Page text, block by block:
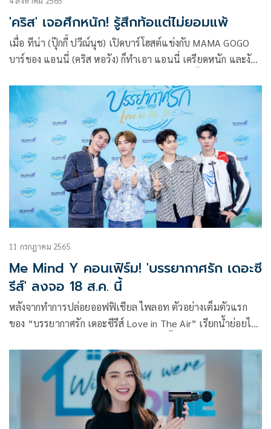
'คริส' เจอศึกหนัก! รู้สึกท้อแต่ไม่ยอมแพ้
เมื่อ ทีน่า (ปุ๊กกี้ ปวีณ์นุช) เปิดบาร์โฮสต์แข่งกับ MAMA GOGO
บาร์ของ แอนนี่ (คริส หอวัง) ก็ทำเอา แอนนี่ เครียดหนัก และงัด
จะพังไม่เป็นท่าซะแล้ว เพราะ ออโต้ (ท็อปแท็ป จิรกิตติ์) ดัน
มาลาออกไปสมัครงานกับบาร์คู่แข่ง แถมภรรยาเก่า ยุทธ (กาย ศิว
กร) ก็ยังบุกมาที่ร้านเพื่อหวังจะทวงลูกคืน
11 กรกฎาคม 2565
Me Mind Y คอนเฟิร์ม! 'บรรยากาศรัก เดอะซี
รีส์' ลงจอ 18 ส.ค. นี้
หลังจากทำการปล่อยออฟฟิเชียล ไพลอท ตัวอย่างเต็มตัวแรก
ของ “บรรยากาศรัก เดอะซีรีส์ Love in The Air” เรียกน้ำย่อยไป
จัดมือทองแห่ง Me Mind Y (มี มายด์ วาย) MAME – อรวรรณ
วิชญวรรณกุล รวมถึงเป็นเจ้าของปลายปากกานักเขียนชื่อดัง นำ
ทีมนักแสดงนำทั้ง 4 คน บอส-ชัยกมล เสริมส่งวิทยะ, โนอึล-ณัฐ
รัชต์ ตังวาย, ฟอร์ด-ฐิติพงศ์ เซ่งง่าย, พีท-วสุธร ชัยจินดา และ ผู้
กำกับ เน-เนติ สุวรรณจินดา จัดงานแถลงข่าวเปิดตัวซีรีส์